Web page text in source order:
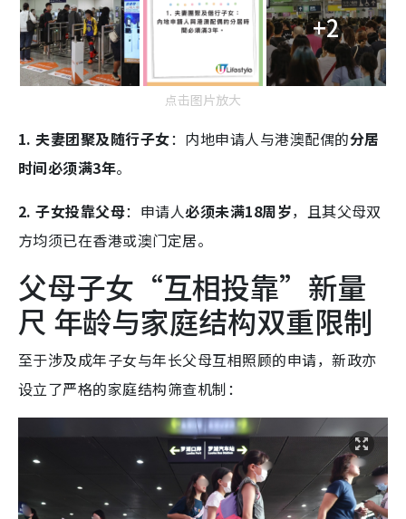
+2
点击图片放大
1. 夫妻团聚及随行子女：内地申请人与港澳配偶的分居
时间必须满3年。
2. 子女投靠父母：申请人必须未满18周岁，且其父母双
方均须已在香港或澳门定居。
父母子女“互相投靠”新量
尺 年龄与家庭结构双重限制
至于涉及成年子女与年长父母互相照顾的申请，新政亦
设立了严格的家庭结构筛查机制：